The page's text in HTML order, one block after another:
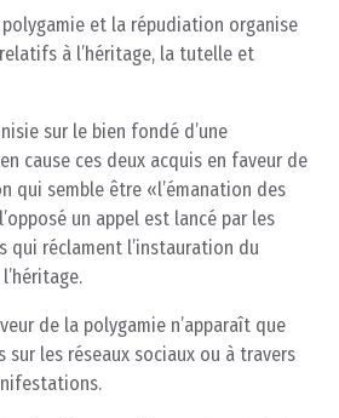
et la répudiation organise
à l’héritage, la tutelle et
sur le bien fondé d’une
cause ces deux acquis en faveur de
qui semble être «l’émanation des
un appel est lancé par les
qui réclament l’instauration du
de la polygamie n’apparaît que
sur les réseaux sociaux ou à travers